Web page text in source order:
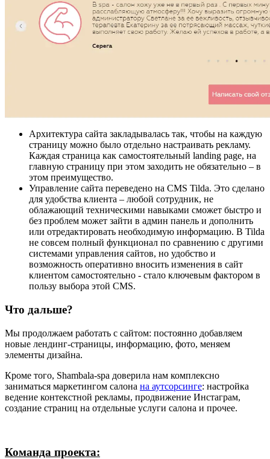
Архитектура сайта закладывалась так, чтобы на каждую
страницу можно было отдельно настраивать рекламу.
Каждая страница как самостоятельный landing page, на
главную страницу при этом заходить не обязательно – в
этом преимущество.
Управление сайта переведено на CMS Tilda. Это сделано
для удобства клиента – любой сотрудник, не
облажающий техническими навыками сможет быстро и
без проблем может зайти в админ панель и дополнить
или отредактировать необходимую информацию. В Tilda
не совсем полный функционал по сравнению с другими
системами управления сайтов, но удобство и
возможность оперативно вносить изменения в сайт
клиентом самостоятельно - стало ключевым фактором в
пользу выбора этой CMS.
Что дальше?
Мы продолжаем работать с сайтом: постоянно добавляем
новые лендинг-страницы, информацию, фото, меняем
элементы дизайна.
Кроме того, Shambala-spa доверила нам комплексно
заниматься маркетингом салона на аутсорсинге: настройка
ведение контекстной рекламы, продвижение Инстаграм,
создание страниц на отдельные услуги салона и прочее.
Команда проекта: